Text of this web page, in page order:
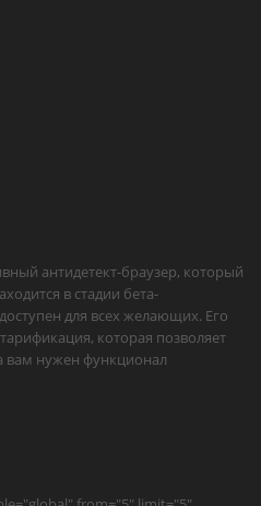
антидетект-браузер, который
в стадии бета-
для всех желающих. Его
которая позволяет
вам нужен функционал